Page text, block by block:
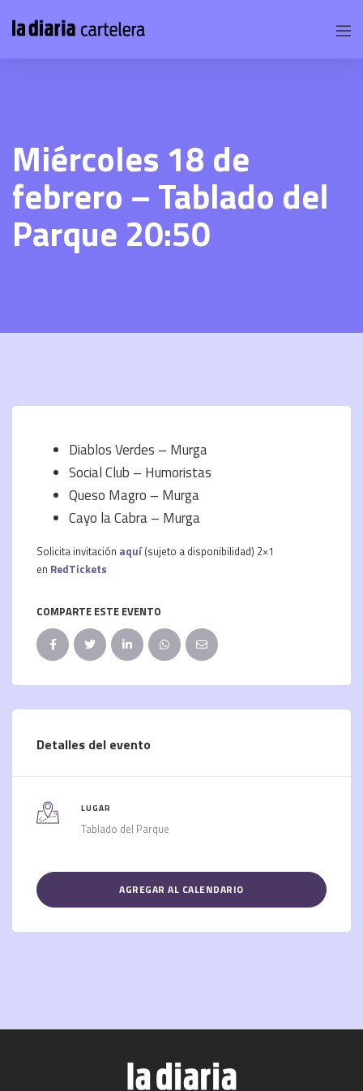
Miércoles 18 de
febrero – Tablado del
Parque 20:50
Diablos Verdes – Murga
Social Club – Humoristas
Queso Magro – Murga
Cayo la Cabra – Murga
Solicita invitación aquí (sujeto a disponibilidad) 2×1
en RedTickets
COMPARTE ESTE EVENTO
Detalles del evento
LUGAR
Tablado del Parque
AGREGAR AL CALENDARIO